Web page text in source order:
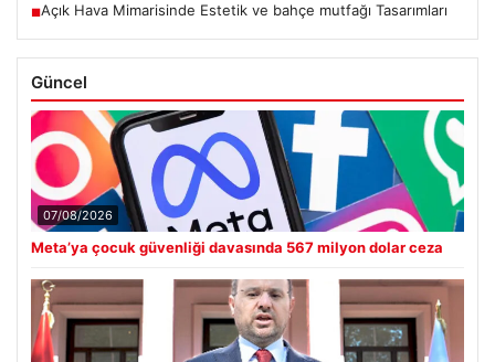
■Açık Hava Mimarisinde Estetik ve bahçe mutfağı Tasarımları
Güncel
07/08/2026
Meta’ya çocuk güvenliği davasında 567 milyon dolar ceza